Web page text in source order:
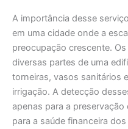
A importância desse
em uma cidade onde a
preocupação crescente.
diversas partes de uma
torneiras, vasos sanitários
irrigação. A detecção
apenas para a
para a saúde financeira